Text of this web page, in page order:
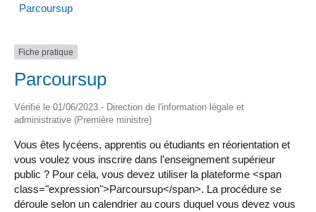
Parcoursup
Fiche pratique
Parcoursup
Vérifié le 01/06/2023 - Direction de l'information légale et
administrative (Première ministre)
Vous êtes lycéens, apprentis ou étudiants en réorientation et
vous voulez vous inscrire dans l'enseignement supérieur
public ? Pour cela, vous devez utiliser la plateforme <span
class="expression">Parcoursup</span>. La procédure se
déroule selon un calendrier au cours duquel vous devez vous